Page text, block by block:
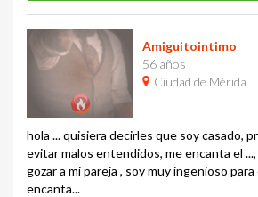
Amiguitointimo
56 años
Ciudad de Mérida
hola ... quisiera decirles que soy casado,
evitar malos entendidos, me encanta el
gozar a mi pareja , soy muy ingenioso para
encanta...